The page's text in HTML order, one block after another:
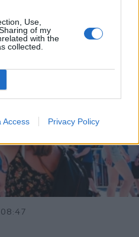
Use,
of my
with the
collected.
Access Privacy Policy
X